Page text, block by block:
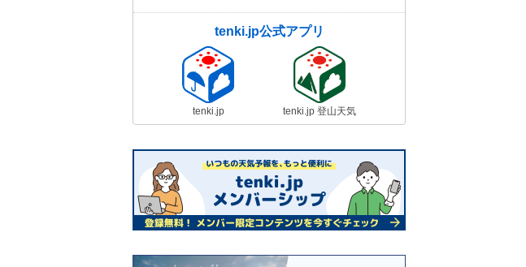
tenki.jp公式アプリ
tenki.jp tenki.jp 登山天気